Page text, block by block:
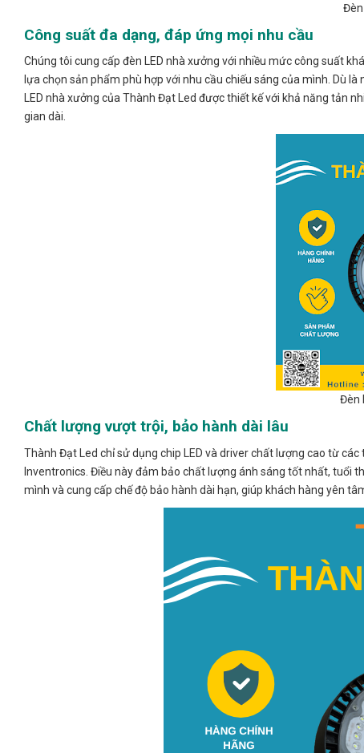
Đèn
Công suất đa dạng, đáp ứng mọi nhu cầu
Chúng tôi cung cấp đèn LED nhà xưởng với nhiều mức công suất
lựa chọn sản phẩm phù hợp với nhu cầu chiếu sáng của mình. Dù
LED nhà xưởng của Thành Đạt Led được thiết kế với khả năng tản
gian dài.
Đèn
Chất lượng vượt trội, bảo hành dài lâu
Thành Đạt Led chỉ sử dụng chip LED và driver chất lượng cao từ
Inventronics. Điều này đảm bảo chất lượng ánh sáng tốt nhất, tuổi
mình và cung cấp chế độ bảo hành dài hạn, giúp khách hàng yên